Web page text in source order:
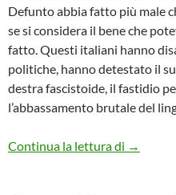
Defunto abbia fatto più male
se si considera il bene che
fatto. Questi italiani hanno
politiche, hanno detestato il
destra fascistoide, il fastidio
l’abbassamento brutale del
Continua la lettura di Una
→